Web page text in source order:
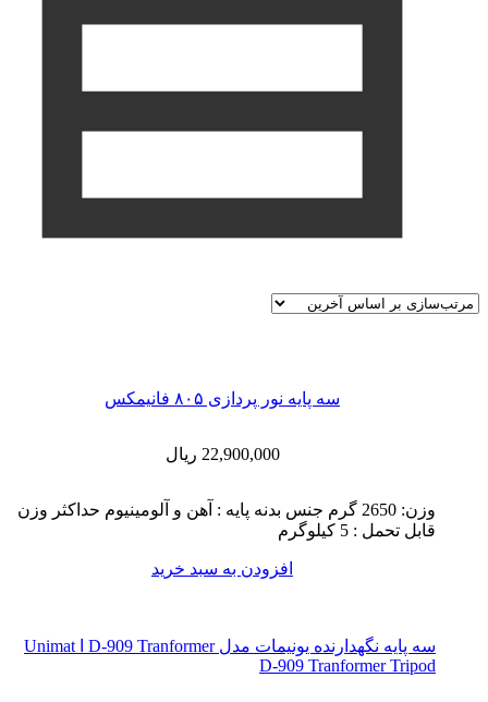
سه پایه نور پردازی ۸۰۵ فانیمکس
22,900,000 ریال
وزن: 2650 گرم جنس بدنه پایه : آهن و آلومینیوم حداکثر وزن
قابل تحمل : 5 کیلوگرم
افزودن به سبد خرید
سه پایه نگهدارنده یونیمات مدل D-909 Tranformer ا Unimat
D-909 Tranformer Tripod